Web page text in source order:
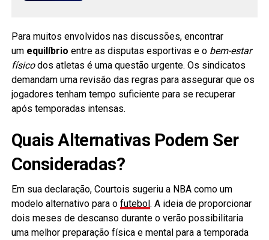
Para muitos envolvidos nas discussões, encontrar
um equilíbrio entre as disputas esportivas e o bem-estar
físicodos atletas é uma questão urgente. Os sindicatos
demandam uma revisão das regras para assegurar que os
jogadores tenham tempo suficiente para se recuperar
após temporadas intensas.
Quais Alternativas Podem Ser
Consideradas?
Em sua declaração, Courtois sugeriu a NBA como um
modelo alternativo para o futebol. A ideia de proporcionar
dois meses de descanso durante o verão possibilitaria
uma melhor preparação física e mental para a temporada